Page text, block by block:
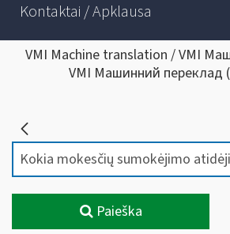
Kontaktai / Apklausa
VMI Machine translation / VMI
VMI Машинний переклад (
Paieška